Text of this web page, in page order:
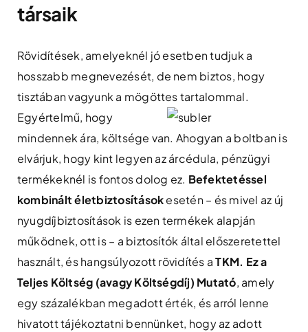
társaik
Rövidítések, amelyeknél jó esetben tudjuk a
hosszabb megnevezését, de nem biztos, hogy
tisztában vagyunk a mögöttes tartalommal.
Egyértelmű, hogy
mindennek ára, költsége van. Ahogyan a boltban is
elvárjuk, hogy kint legyen az árcédula, pénzügyi
termékeknél is fontos dolog ez. Befektetéssel
kombinált életbiztosításokesetén – és mivel az új
nyugdíjbiztosítások is ezen termékek alapján
működnek, ott is – a biztosítók által előszeretettel
használt, és hangsúlyozott rövidítés aTKM. Ez a
Teljes Költség (avagy Költségdíj) Mutató, amely
egy százalékban megadott érték, és arról lenne
hivatott tájékoztatni bennünket, hogy az adott